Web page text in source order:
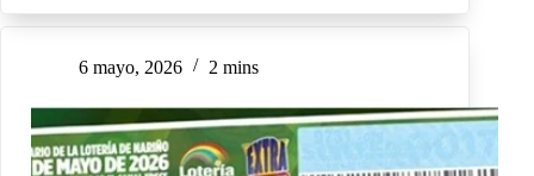
6 mayo, 2026 2 mins